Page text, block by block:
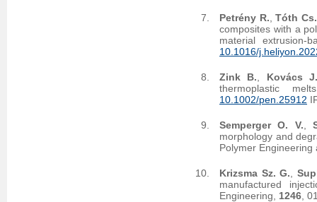
Petrény R. ,Tóth Cs.
composites with a
material extrusion-
10.1016/
Zink B.
Kovács
thermoplastic
10.1002/pen.25912
Semperger O. V.
morphology and
Polymer
Krizsma Sz. G. ,
manufactured
Engineering, 1246 ,